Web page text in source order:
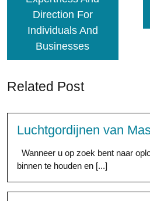
Direction For
Individuals And
Businesses
Related Post
Luchtgordijnen van
Wanneer u op zoek bent naar
binnen te houden en [...]